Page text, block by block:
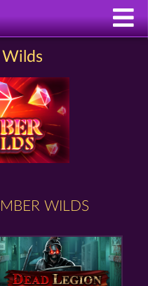
Wilds
WILDS